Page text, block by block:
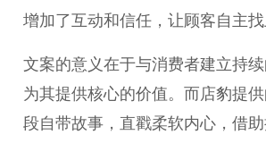
增加了互动和信任，让顾客自主找
文案的意义在于与消费者建立持续
为其提供核心的价值。而店豹提
段自带故事，直戳柔软内心，借